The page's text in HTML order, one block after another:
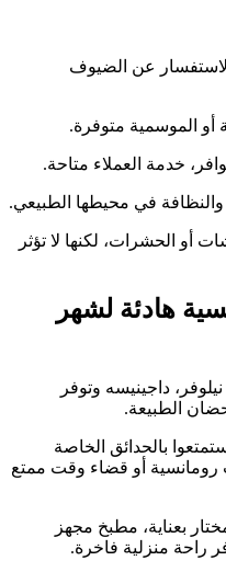
عن الضيوف
أو الموسمية متوفرة.
خدمة العملاء متاحة.
والنظافة في محيطها الطبيعي.
أو الحشرات، لكنها لا تؤثر
هادئة لشهر
داجينيسه وتوفر
الطبيعة.
بالحدائق الخاصة
رومانسية أو قضاء وقت ممتع
بعناية، مطبخ مجهز
راحة منزلية فاخرة.